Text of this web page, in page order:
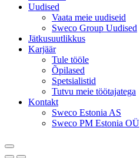
Uudised
Vaata meie uudiseid
Sweco Group Uudised
Jätkusuutlikkus
Karjäär
Tule tööle
Õpilased
Spetsialistid
Tutvu meie töötajatega
Kontakt
Sweco Estonia AS
Sweco PM Estonia OÜ